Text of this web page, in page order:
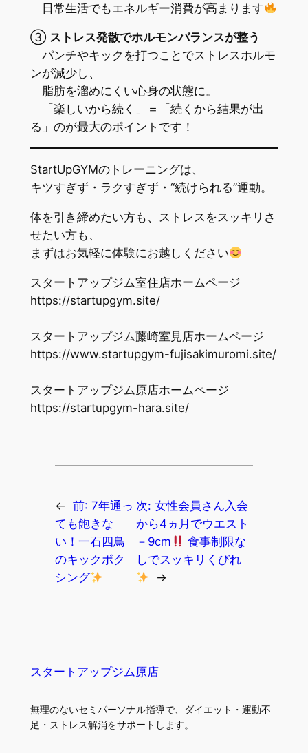
日常生活でもエネルギー消費が高まります
③ ストレス発散でホルモンバランスが整う
パンチやキックを打つことでストレスホルモ
ンが減少し、
脂肪を溜めにくい心身の状態に。
「楽しいから続く」＝「続くから結果が出
る」のが最大のポイントです！
StartUpGYMのトレーニングは、
キツすぎず・ラクすぎず・“続けられる”運動。
体を引き締めたい方も、ストレスをスッキリさ
せたい方も、
まずはお気軽に体験にお越しください
スタートアップジム室住店ホームページ
https://startupgym.site/
スタートアップジム藤崎室見店ホームページ
https://www.startupgym-fujisakimuromi.site/
スタートアップジム原店ホームページ
https://startupgym-hara.site/
← 前: 7年通っ
ても飽きな
い！一石四鳥
のキックボク
シング
次: 女性会員さん入会
から4ヵ月でウエスト
－9cm
食事制限な
しでスッキリくびれ
→
スタートアップジム原店
無理のないセミパーソナル指導で、ダイエット・運動不
足・ストレス解消をサポートします。